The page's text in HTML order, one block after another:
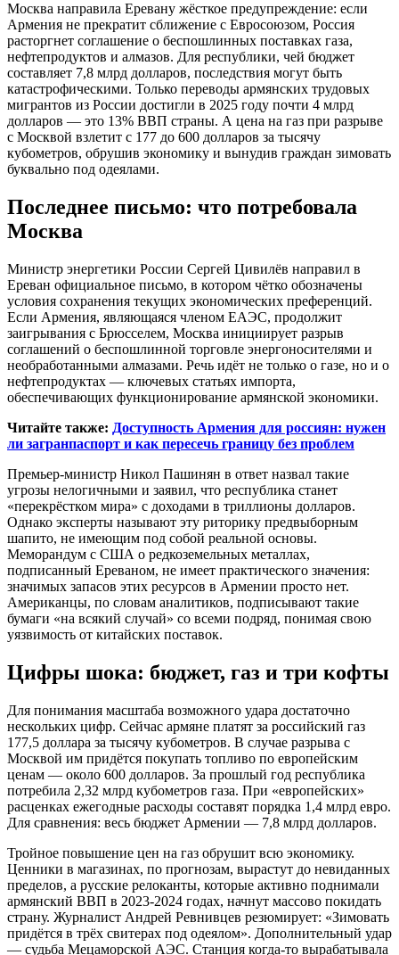
Москва направила Еревану жёсткое предупреждение: если
Армения не прекратит сближение с Евросоюзом, Россия
расторгнет соглашение о беспошлинных поставках газа,
нефтепродуктов и алмазов. Для республики, чей бюджет
составляет 7,8 млрд долларов, последствия могут быть
катастрофическими. Только переводы армянских трудовых
мигрантов из России достигли в 2025 году почти 4 млрд
долларов — это 13% ВВП страны. А цена на газ при разрыве
с Москвой взлетит с 177 до 600 долларов за тысячу
кубометров, обрушив экономику и вынудив граждан зимовать
буквально под одеялами.
Последнее письмо: что потребовала
Москва
Министр энергетики России Сергей Цивилёв направил в
Ереван официальное письмо, в котором чётко обозначены
условия сохранения текущих экономических преференций.
Если Армения, являющаяся членом ЕАЭС, продолжит
заигрывания с Брюсселем, Москва инициирует разрыв
соглашений о беспошлинной торговле энергоносителями и
необработанными алмазами. Речь идёт не только о газе, но и о
нефтепродуктах — ключевых статьях импорта,
обеспечивающих функционирование армянской экономики.
Читайте также: Доступность Армения для россиян: нужен
ли загранпаспорт и как пересечь границу без проблем
Премьер-министр Никол Пашинян в ответ назвал такие
угрозы нелогичными и заявил, что республика станет
«перекрёстком мира» с доходами в триллионы долларов.
Однако эксперты называют эту риторику предвыборным
шапито, не имеющим под собой реальной основы.
Меморандум с США о редкоземельных металлах,
подписанный Ереваном, не имеет практического значения:
значимых запасов этих ресурсов в Армении просто нет.
Американцы, по словам аналитиков, подписывают такие
бумаги «на всякий случай» со всеми подряд, понимая свою
уязвимость от китайских поставок.
Цифры шока: бюджет, газ и три кофты
Для понимания масштаба возможного удара достаточно
нескольких цифр. Сейчас армяне платят за российский газ
177,5 доллара за тысячу кубометров. В случае разрыва с
Москвой им придётся покупать топливо по европейским
ценам — около 600 долларов. За прошлый год республика
потребила 2,32 млрд кубометров газа. При «европейских»
расценках ежегодные расходы составят порядка 1,4 млрд евро.
Для сравнения: весь бюджет Армении — 7,8 млрд долларов.
Тройное повышение цен на газ обрушит всю экономику.
Ценники в магазинах, по прогнозам, вырастут до невиданных
пределов, а русские релоканты, которые активно поднимали
армянский ВВП в 2023-2024 годах, начнут массово покидать
страну. Журналист Андрей Ревнивцев резюмирует: «Зимовать
придётся в трёх свитерах под одеялом». Дополнительный удар
— судьба Мецаморской АЭС. Станция когда-то вырабатывала